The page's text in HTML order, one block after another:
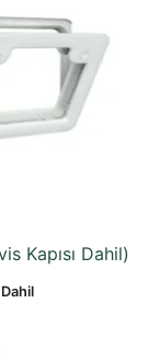
Kapısı Dahil)